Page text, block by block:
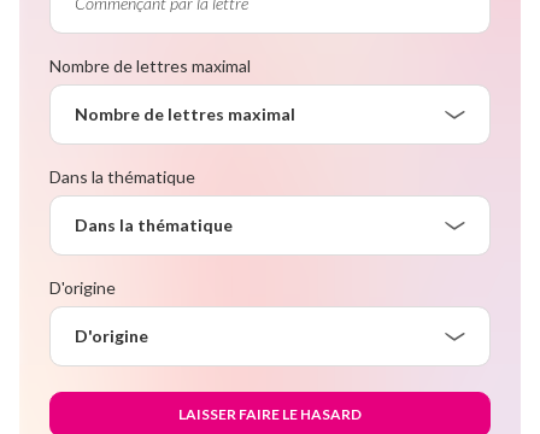
Nombre de lettres maximal
Nombre de lettres maximal
Dans la thématique
Dans la thématique
D'origine
D'origine